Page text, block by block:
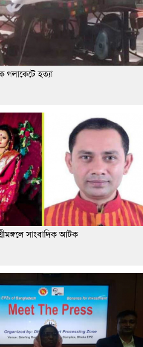
গলাকেটে হত্যা
সাংবাদিক আটক